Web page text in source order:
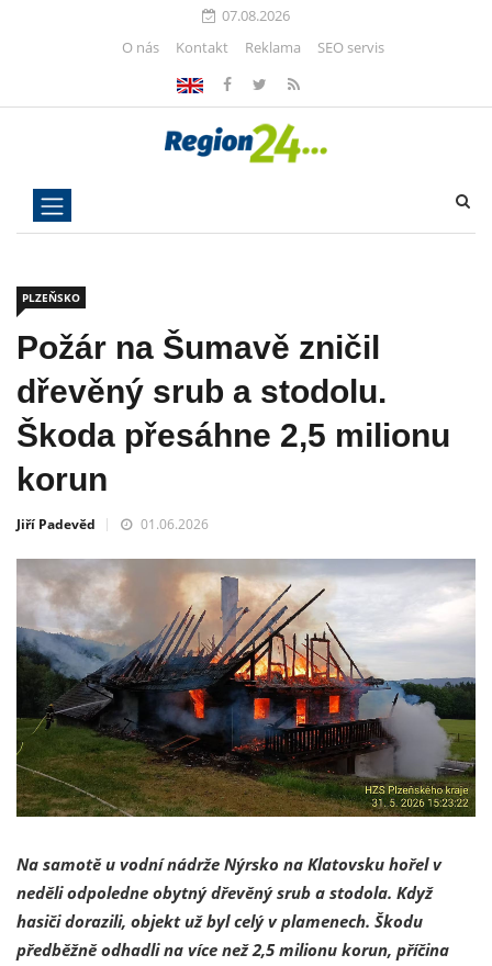
07.08.2026
O nás
Kontakt Reklama SEO servis
PLZEŇSKO
Požár na Šumavě zničil
dřevěný srub a stodolu.
Škoda přesáhne 2,5 milionu
korun
Jiří Padevěd 01.06.2026
Na samotě u vodní nádrže Nýrsko na Klatovsku hořel v
neděli odpoledne obytný dřevěný srub a stodola. Když
hasiči dorazili, objekt už byl celý v plamenech. Škodu
předběžně odhadli na více než 2,5 milionu korun, příčina